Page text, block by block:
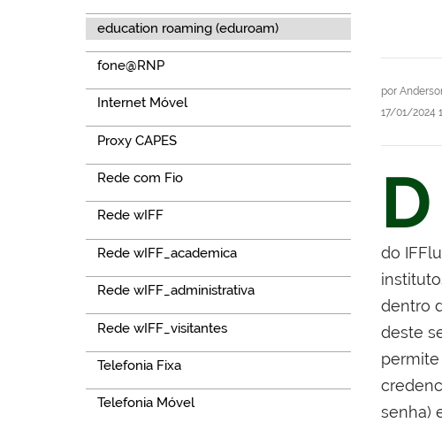
education roaming (eduroam)
fone@RNP
Internet Móvel
Proxy CAPES
Rede com Fio
Rede wIFF
Rede wIFF_academica
Rede wIFF_administrativa
Rede wIFF_visitantes
Telefonia Fixa
Telefonia Móvel
por
17/01/2024
D
do
dentro
deste
senha)